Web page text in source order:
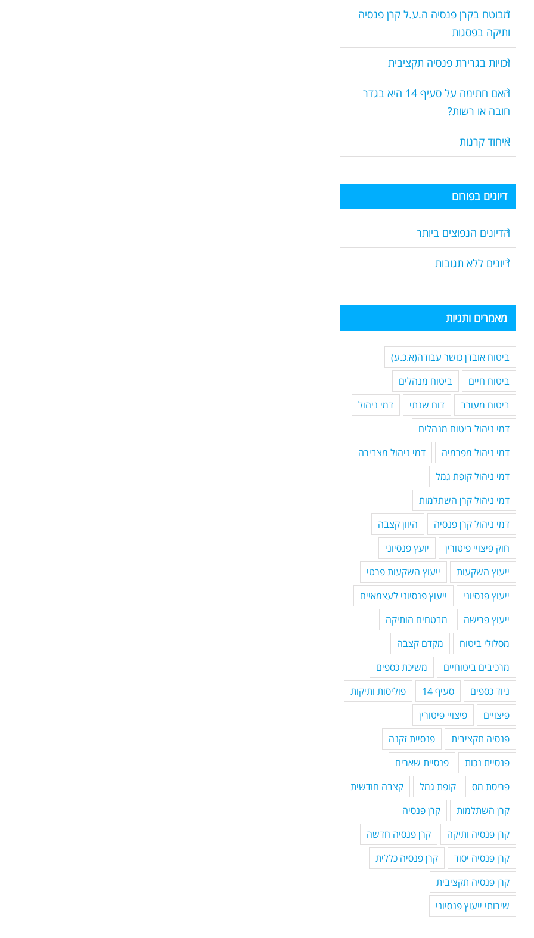
מבוטח בקרן פנסיה ה.ע.ל קרן פנסיה
ותיקה בפסגות
זכויות בגרירת פנסיה תקציבית
האם חתימה על סעיף 14 היא בגדר
חובה או רשות?
איחוד קרנות
דיונים בפורום
הדיונים הנפוצים ביותר
דיונים ללא תגובות
מאמרים ותגיות
ביטוח אובדן כושר עבודה(א.כ.ע)
ביטוח חיים
ביטוח מנהלים
ביטוח מעורב
דוח שנתי
דמי ניהול
דמי ניהול ביטוח מנהלים
דמי ניהול מפרמיה
דמי ניהול מצבירה
דמי ניהול קופת גמל
דמי ניהול קרן השתלמות
דמי ניהול קרן פנסיה
היוון קצבה
חוק פיצויי פיטורין
יועץ פנסיוני
ייעוץ השקעות
ייעוץ השקעות פרטי
ייעוץ פנסיוני
ייעוץ פנסיוני לעצמאיים
ייעוץ פרישה
מבטחים הותיקה
מסלולי ביטוח
מקדם קצבה
מרכיבים ביטוחיים
משיכת כספים
ניוד כספים
סעיף 14
פוליסות ותיקות
פיצויים
פיצויי פיטורין
פנסיה תקציבית
פנסיית זקנה
פנסיית נכות
פנסיית שארים
פריסת מס
קופת גמל
קצבה חודשית
קרן השתלמות
קרן פנסיה
קרן פנסיה ותיקה
קרן פנסיה חדשה
קרן פנסיה יסוד
קרן פנסיה כללית
קרן פנסיה תקציבית
שירותי ייעוץ פנסיוני